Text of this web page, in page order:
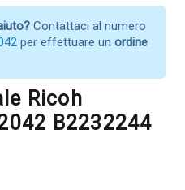
Contattaci al numero
per effettuare un ordine
Ricoh
B2232244